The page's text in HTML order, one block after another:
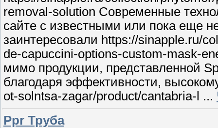
removal-solution Современные
сайте с известными или пока еще
заинтересовали https://sinapple.ru/
de-capuccini-options-custom-mask-
мимо продукции, представленной
благодаря эффективности,
ot-solntsa-zagar/product/cantabria-l ...
Ppr Труба